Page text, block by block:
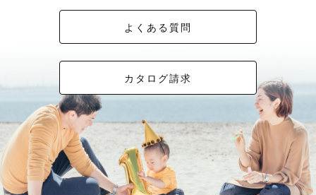
よくある質問
カタログ請求